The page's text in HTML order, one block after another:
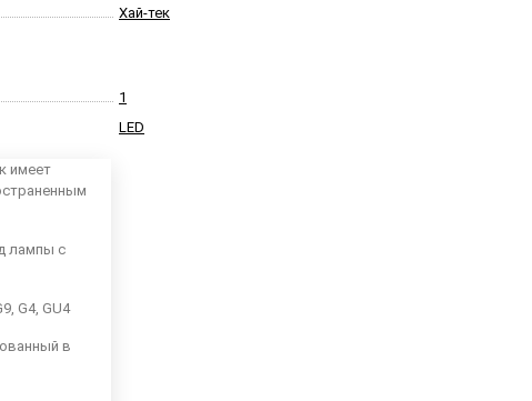
Хай-тек
1
имеет
лампы с
G4, GU4
в
LED